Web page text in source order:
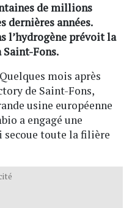
de millions
dernières années.
l’hydrogène prévoit la
Saint-Fons.
mois après
de Saint-Fons,
usine européenne
a engagé une
toute la filière